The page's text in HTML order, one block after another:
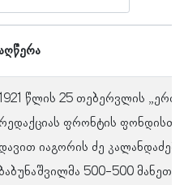
აღწერა
1921 წლის 25 თებერვლის
რედაქციას ფრონტის
დავით იაგორის ძე კალანდაძემ
ბაბუნაშვილმა 500-500